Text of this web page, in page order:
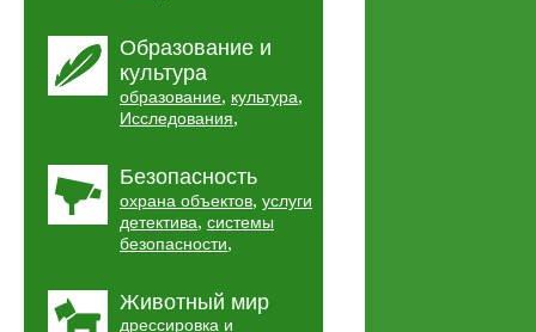
Образование и
культура
образование, культура,
Исследования,
Безопасность
охрана объектов, услуги
детектива, системы
безопасности,
Животный мир
дрессировка и